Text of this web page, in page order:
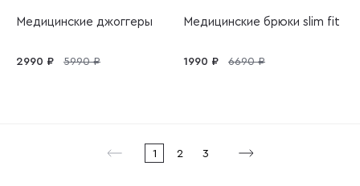
Медицинские джоггеры
2990 ₽ 5990 ₽
Медицинские брюки slim fit
1990 ₽ 6690 ₽
1 2 3